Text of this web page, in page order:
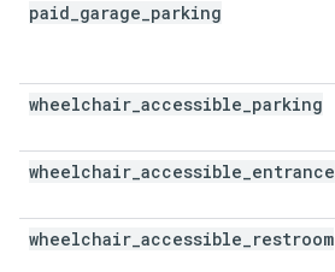
paid_garage_parking
wheelchair_accessible_parking
wheelchair_accessible_entrance
wheelchair_accessible_restroom